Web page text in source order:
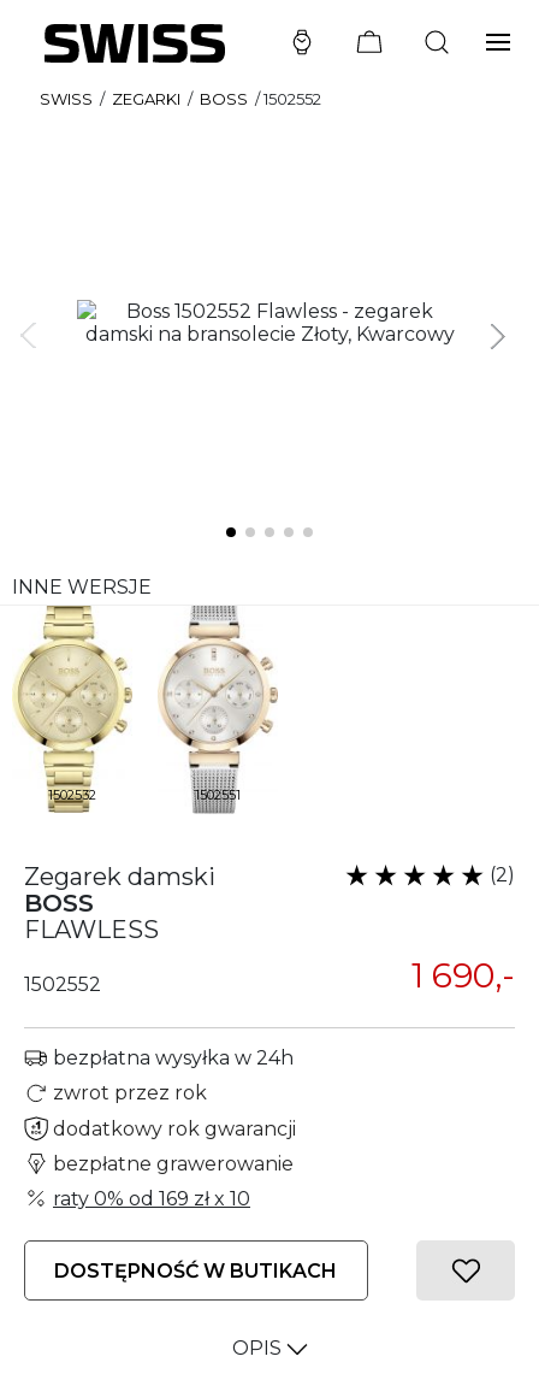
SWISS / ZEGARKI / BOSS /1502552
INNE WERSJE
1502532 1502551
Zegarek damski
BOSS
FLAWLESS
(2)
1502552 1 690,-
bezpłatna wysyłka w 24h
zwrot przez rok
dodatkowy rok gwarancji
bezpłatne grawerowanie
raty 0% od 169 złx 10
DOSTĘPNOŚĆ W BUTIKACH
OPIS